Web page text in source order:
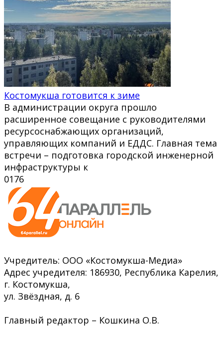
Костомукша готовится к зиме
В администрации округа прошло
расширенное совещание с руководителями
ресурсоснабжающих организаций,
управляющих компаний и ЕДДС. Главная тема
встречи – подготовка городской инженерной
инфраструктуры к
0176
Учредитель: ООО «Костомукша-Медиа»
Адрес учредителя: 186930, Республика Карелия,
г. Костомукша,
ул. Звёздная, д. 6
Главный редактор – Кошкина О.В.